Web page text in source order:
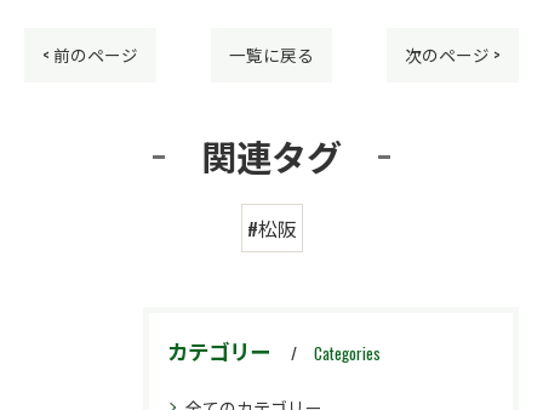
< 前のページ 一覧に戻る 次のページ >
関連タグ
#松阪
カテゴリー Categories